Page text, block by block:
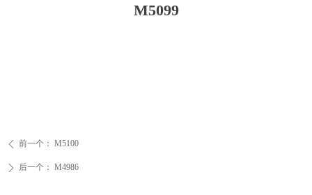
M5099
ꄴ 前一个： M5100
ꄲ 后一个： M4986